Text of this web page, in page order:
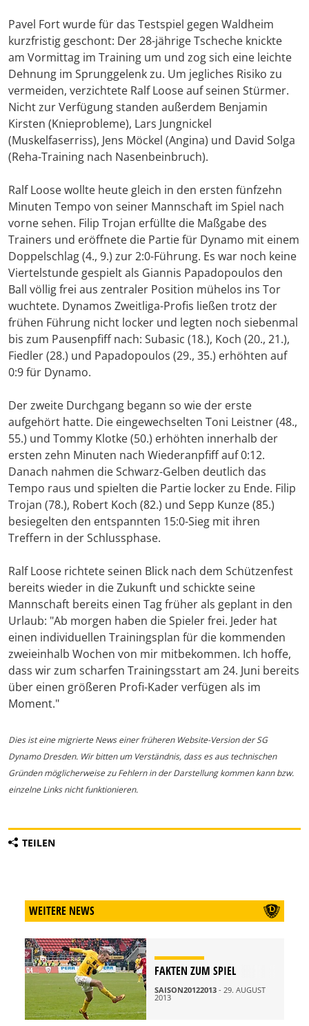
Pavel Fort wurde für das Testspiel gegen Waldheim
kurzfristig geschont: Der 28-jährige Tscheche knickte
am Vormittag im Training um und zog sich eine leichte
Dehnung im Sprunggelenk zu. Um jegliches Risiko zu
vermeiden, verzichtete Ralf Loose auf seinen Stürmer.
Nicht zur Verfügung standen außerdem Benjamin
Kirsten (Knieprobleme), Lars Jungnickel
(Muskelfaserriss), Jens Möckel (Angina) und David Solga
(Reha-Training nach Nasenbeinbruch).
Ralf Loose wollte heute gleich in den ersten fünfzehn
Minuten Tempo von seiner Mannschaft im Spiel nach
vorne sehen. Filip Trojan erfüllte die Maßgabe des
Trainers und eröffnete die Partie für Dynamo mit einem
Doppelschlag (4., 9.) zur 2:0-Führung. Es war noch keine
Viertelstunde gespielt als Giannis Papadopoulos den
Ball völlig frei aus zentraler Position mühelos ins Tor
wuchtete. Dynamos Zweitliga-Profis ließen trotz der
frühen Führung nicht locker und legten noch siebenmal
bis zum Pausenpfiff nach: Subasic (18.), Koch (20., 21.),
Fiedler (28.) und Papadopoulos (29., 35.) erhöhten auf
0:9 für Dynamo.
Der zweite Durchgang begann so wie der erste
aufgehört hatte. Die eingewechselten Toni Leistner (48.,
55.) und Tommy Klotke (50.) erhöhten innerhalb der
ersten zehn Minuten nach Wiederanpfiff auf 0:12.
Danach nahmen die Schwarz-Gelben deutlich das
Tempo raus und spielten die Partie locker zu Ende. Filip
Trojan (78.), Robert Koch (82.) und Sepp Kunze (85.)
besiegelten den entspannten 15:0-Sieg mit ihren
Treffern in der Schlussphase.
Ralf Loose richtete seinen Blick nach dem Schützenfest
bereits wieder in die Zukunft und schickte seine
Mannschaft bereits einen Tag früher als geplant in den
Urlaub: "Ab morgen haben die Spieler frei. Jeder hat
einen individuellen Trainingsplan für die kommenden
zweieinhalb Wochen von mir mitbekommen. Ich hoffe,
dass wir zum scharfen Trainingsstart am 24. Juni bereits
über einen größeren Profi-Kader verfügen als im
Moment."
Dies ist eine migrierte News einer früheren Website-Version der SG
Dynamo Dresden. Wir bitten um Verständnis, dass es aus technischen
Gründen möglicherweise zu Fehlern in der Darstellung kommen kann bzw.
einzelne Links nicht funktionieren.
TEILEN
WEITERE NEWS
FAKTEN ZUM SPIEL
SAISON20122013 - 29. AUGUST
2013